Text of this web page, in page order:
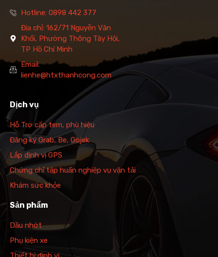
Hotline: 0898 442 377
Địa chỉ: 162/71 Nguyễn Văn
Khối, Phường Thông Tây Hội,
TP Hồ Chí Minh
Email:
lienhe@htxthanhcong.com
Dịch vụ
Hỗ Trợ cấp tem, phù hiệu
Đăng ký Grab, Be, Gojek
Lắp định vị GPS
Chứng chỉ tập huấn nghiệp vụ vận tải
Khám sức khỏe
Sản phẩm
Dầu nhớt
Phụ kiện xe